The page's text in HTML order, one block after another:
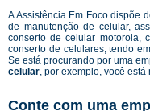
A Assistência Em Foco dispõe
de manutenção de celular,
conserto de celular motorola,
conserto de celulares, tendo
Se está procurando por uma
celular, por exemplo, você está
Conte com uma